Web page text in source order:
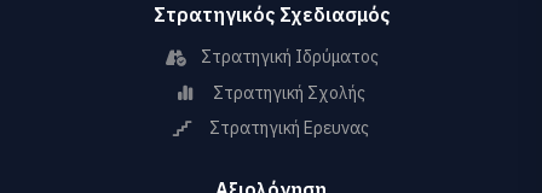
Στρατηγικός Σχεδιασμός
Στρατηγική Ιδρύματος
Στρατηγική Σχολής
Στρατηγική Ερευνας